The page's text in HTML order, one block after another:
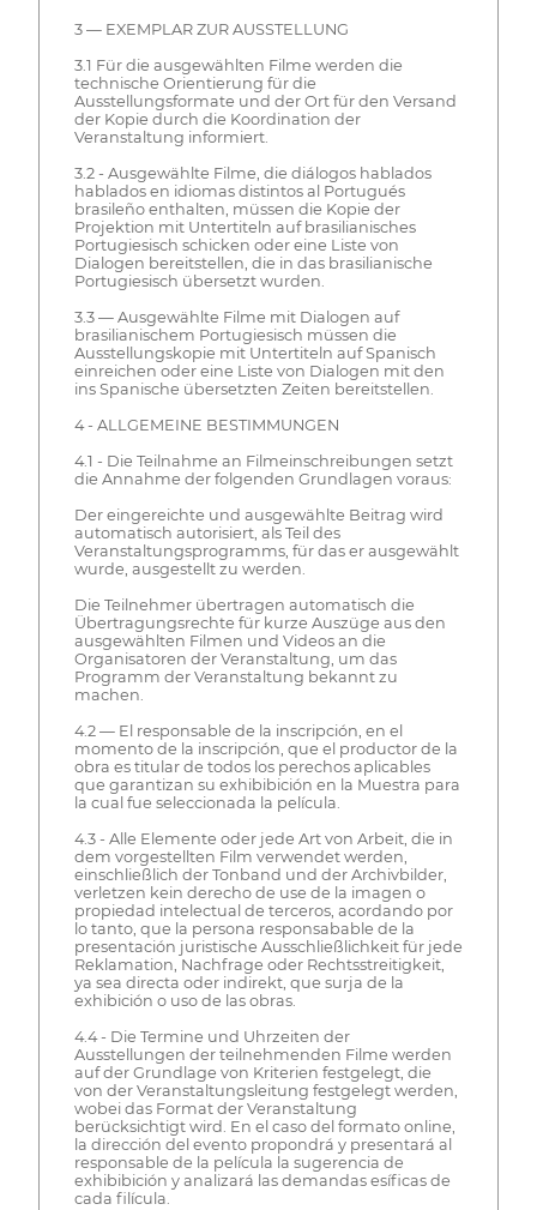
3 — EXEMPLAR ZUR AUSSTELLUNG
3.1 Für die ausgewählten Filme werden die
technische Orientierung für die
Ausstellungsformate und der Ort für den Versand
der Kopie durch die Koordination der
Veranstaltung informiert.
3.2 - Ausgewählte Filme, die diálogos hablados
hablados en idiomas distintos al Portugués
brasileño enthalten, müssen die Kopie der
Projektion mit Untertiteln auf brasilianisches
Portugiesisch schicken oder eine Liste von
Dialogen bereitstellen, die in das brasilianische
Portugiesisch übersetzt wurden.
3.3 — Ausgewählte Filme mit Dialogen auf
brasilianischem Portugiesisch müssen die
Ausstellungskopie mit Untertiteln auf Spanisch
einreichen oder eine Liste von Dialogen mit den
ins Spanische übersetzten Zeiten bereitstellen.
4 - ALLGEMEINE BESTIMMUNGEN
4.1 - Die Teilnahme an Filmeinschreibungen setzt
die Annahme der folgenden Grundlagen voraus:
Der eingereichte und ausgewählte Beitrag wird
automatisch autorisiert, als Teil des
Veranstaltungsprogramms, für das er ausgewählt
wurde, ausgestellt zu werden.
Die Teilnehmer übertragen automatisch die
Übertragungsrechte für kurze Auszüge aus den
ausgewählten Filmen und Videos an die
Organisatoren der Veranstaltung, um das
Programm der Veranstaltung bekannt zu
machen.
4.2 — El responsable de la inscripción, en el
momento de la inscripción, que el productor de la
obra es titular de todos los perechos aplicables
que garantizan su exhibibición en la Muestra para
la cual fue seleccionada la película.
4.3 - Alle Elemente oder jede Art von Arbeit, die in
dem vorgestellten Film verwendet werden,
einschließlich der Tonband und der Archivbilder,
verletzen kein derecho de use de la imagen o
propiedad intelectual de terceros, acordando por
lo tanto, que la persona responsabable de la
presentación juristische Ausschließlichkeit für jede
Reklamation, Nachfrage oder Rechtsstreitigkeit,
ya sea directa oder indirekt, que surja de la
exhibición o uso de las obras.
4.4 - Die Termine und Uhrzeiten der
Ausstellungen der teilnehmenden Filme werden
auf der Grundlage von Kriterien festgelegt, die
von der Veranstaltungsleitung festgelegt werden,
wobei das Format der Veranstaltung
berücksichtigt wird. En el caso del formato online,
la dirección del evento propondrá y presentará al
responsable de la película la sugerencia de
exhibibición y analizará las demandas esíficas de
cada filícula.